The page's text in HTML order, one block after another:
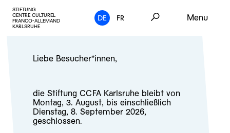
STIFTUNG
CENTRE CULTUREL
FRANCO-ALLEMAND
KARLSRUHE
DE FR Menu
Liebe Besucher*innen,
die Stiftung CCFA Karlsruhe bleibt von
Montag, 3. August, bis einschließlich
Dienstag, 8. September 2026,
geschlossen.